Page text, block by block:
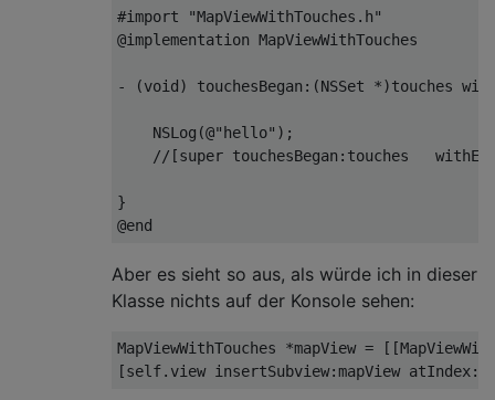
#import "MapViewWithTouches.h"
@implementation MapViewWithTouches
- (void) touchesBegan :(NSSet *)touches
NSLog (@"hello" );
//[super touchesBegan:touches
}
@end
Aber es sieht so aus, als würde ich in dieser
Klasse nichts auf der Konsole sehen:
MapViewWithTouches *mapView = [[
[self. view insertSubview:mapView atIndex: